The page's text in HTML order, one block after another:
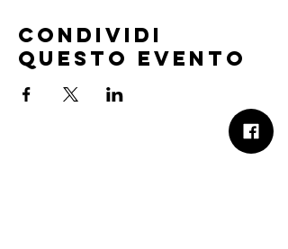
Condividi
questo evento